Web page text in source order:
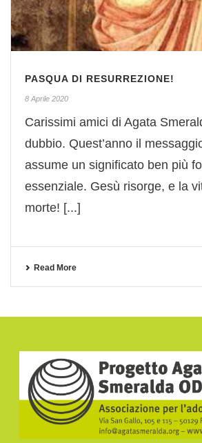
PASQUA DI RESURREZIONE!
8 Aprile 2020
Carissimi amici di Agata
dubbio. Quest’anno il
assume un significato ben più
essenziale. Gesù risorge, e la
morte! [...]
Read More